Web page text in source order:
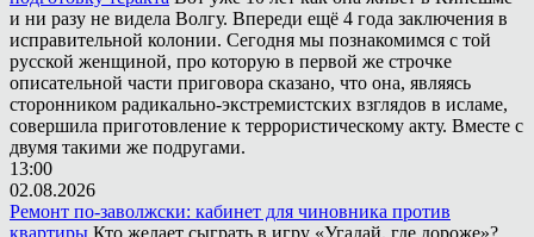
и ни разу не видела Волгу. Впереди ещё 4 года заключения в
исправительной колонии. Сегодня мы познакомимся с той
русской женщиной, про которую в первой же строчке
описательной части приговора сказано, что она, являясь
сторонником радикально-экстремистских взглядов в исламе,
совершила приготовление к террористическому акту. Вместе с
двумя такими же подругами.
13:00
02.08.2026
Ремонт по-заволжски: кабинет для чиновника против
квартиры Кто желает сыграть в игру «Угадай, где дороже»?